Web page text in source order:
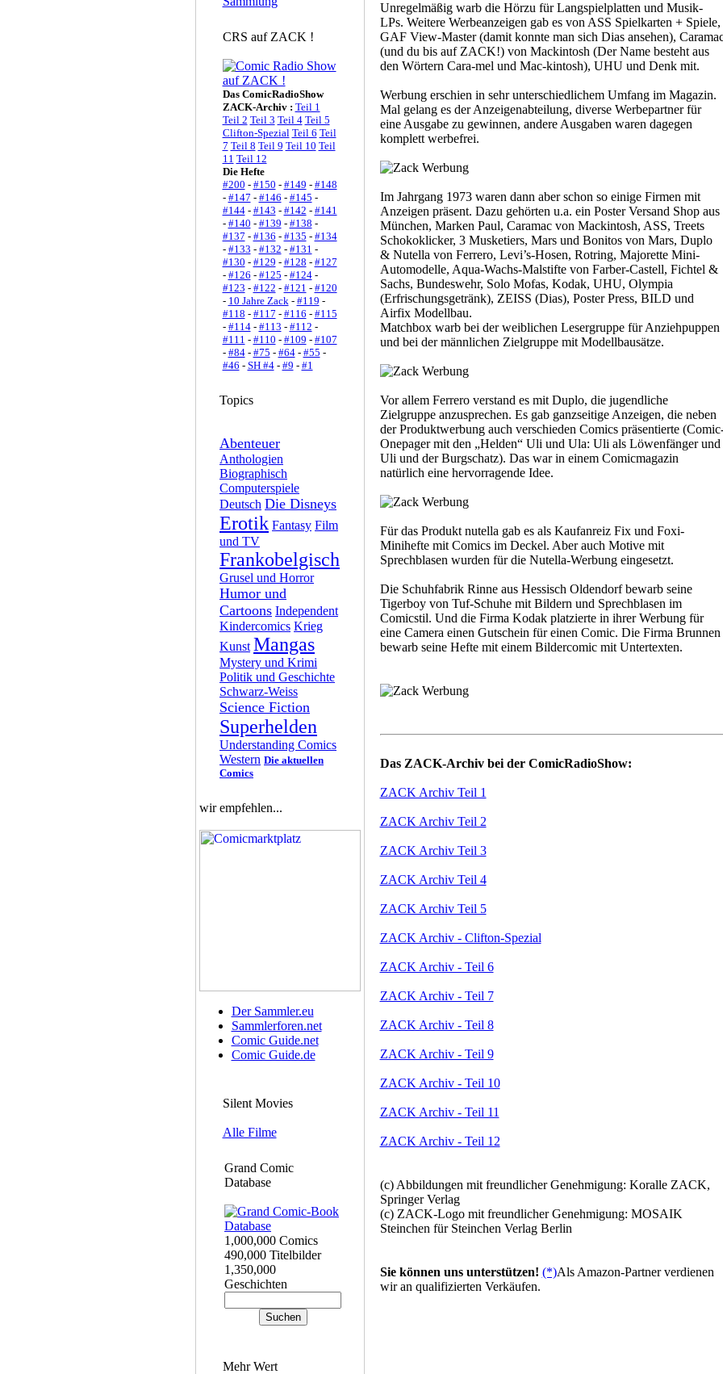
CRS auf ZACK !
Das ComicRadioShow
ZACK-Archiv : Teil 1
Teil 2 Teil 3 Teil 4 Teil 5
Clifton-Spezial Teil 6 Teil
7 Teil 8 Teil 9 Teil 10 Teil
11 Teil 12
Die Hefte
#200 - #150 - #149 - #148
- #147 - #146 - #145 -
#144- #143 - #142 - #141
- #140 - #139 - #138 -
#137 - #136 - #135 - #134
- #133 - #132 - #131 -
#130 - #129 - #128 - #127
- #126 - #125 - #124-
#123 - #122 - #121 - #120
- 10 Jahre Zack- #119 -
#118 - #117 - #116 - #115
- #114- #113 - #112 -
#111 - #110 - #109 - #107
- #84- #75 - #64- #55 -
#46 - SH #4- #9 - #1
Topics
Abenteuer
Anthologien
Biographisch
Computerspiele
Deutsch Die Disneys
Erotik Fantasy Film
und TV
Frankobelgisch
Grusel und Horror
Humor und
Cartoons Independent
Kindercomics Krieg
Kunst Mangas
Mystery und Krimi
Politik und Geschichte
Schwarz-Weiss
Science Fiction
Superhelden
Understanding Comics
Western Die aktuellen
Comics
wir empfehlen...
Der Sammler.eu
Sammlerforen.net
Comic Guide.net
Comic Guide.de
Silent Movies
Alle Filme
Grand Comic
Database
1,000,000 Comics
490,000 Titelbilder
1,350,000
Geschichten
Mehr Wert
Unregelmäßig warb die Hörzu für Langspielplatten und Musik-
LPs. Weitere Werbeanzeigen gab es von ASS Spielkarten + Spiele,
GAF View-Master (damit konnte man sich Dias ansehen),
(und du bis auf ZACK!) von Mackintosh (Der Name besteht aus
den Wörtern Cara-mel und Mac-kintosh), UHU und Denk mit.
Werbung erschien in sehr unterschiedlichem Umfang im Magazin.
Mal gelang es der Anzeigenabteilung, diverse Werbepartner für
eine Ausgabe zu gewinnen, andere Ausgaben waren dagegen
komplett werbefrei.
Im Jahrgang 1973 waren dann aber schon so einige Firmen mit
Anzeigen präsent. Dazu gehörten u.a. ein Poster Versand Shop aus
München, Marken Paul, Caramac von Mackintosh, ASS, Treets
Schokoklicker, 3 Musketiers, Mars und Bonitos von Mars, Duplo
& Nutella von Ferrero, Levi’s-Hosen, Rotring, Majorette Mini-
Automodelle, Aqua-Wachs-Malstifte von Farber-Castell, Fichtel &
Sachs, Bundeswehr, Solo Mofas, Kodak, UHU, Olympia
(Erfrischungsgetränk), ZEISS (Dias), Poster Press, BILD und
Airfix Modellbau.
Matchbox warb bei der weiblichen Lesergruppe für Anziehpuppen
und bei der männlichen Zielgruppe mit Modellbausätze.
Vor allem Ferrero verstand es mit Duplo, die jugendliche
Zielgruppe anzusprechen. Es gab ganzseitige Anzeigen, die neben
der Produktwerbung auch verschieden Comics präsentierte
Onepager mit den „Helden“ Uli und Ula: Uli als Löwenfänger und
Uli und der Burgschatz). Das war in einem Comicmagazin
natürlich eine hervorragende Idee.
Für das Produkt nutella gab es als Kaufanreiz Fix und Foxi-
Minihefte mit Comics im Deckel. Aber auch Motive mit
Sprechblasen wurden für die Nutella-Werbung eingesetzt.
Die Schuhfabrik Rinne aus Hessisch Oldendorf bewarb seine
Tigerboy von Tuf-Schuhe mit Bildern und Sprechblasen im
Comicstil. Und die Firma Kodak platzierte in ihrer Werbung für
eine Camera einen Gutschein für einen Comic. Die Firma Brunnen
bewarb seine Hefte mit einem Bildercomic mit Untertexten.
Das ZACK-Archiv bei der ComicRadioShow:
ZACK Archiv Teil 1
ZACK Archiv Teil 2
ZACK Archiv Teil 3
ZACK Archiv Teil 4
ZACK Archiv Teil 5
ZACK Archiv - Clifton-Spezial
ZACK Archiv - Teil 6
ZACK Archiv - Teil 7
ZACK Archiv - Teil 8
ZACK Archiv - Teil 9
ZACK Archiv - Teil 10
ZACK Archiv - Teil 11
ZACK Archiv - Teil 12
(c) Abbildungen mit freundlicher Genehmigung: Koralle ZACK,
Springer Verlag
(c) ZACK-Logo mit freundlicher Genehmigung: MOSAIK
Steinchen für Steinchen Verlag Berlin
Sie können uns unterstützen! (*)Als Amazon-Partner verdienen
wir an qualifizierten Verkäufen.